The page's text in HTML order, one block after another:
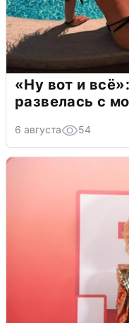
«Ну вот и
развелась с
6 августа 54